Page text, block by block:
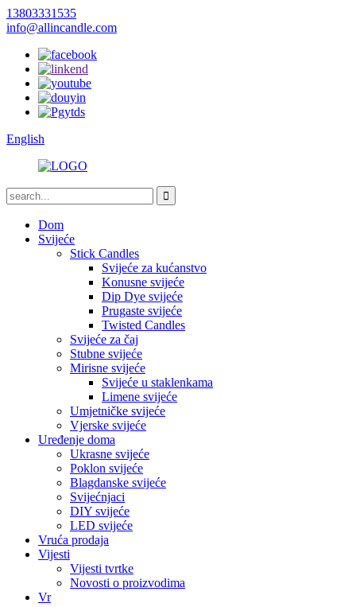
13803331535
info@allincandle.com
English
Dom
Svijeće
Stick Candles
Svijeće za kućanstvo
Konusne svijeće
Dip Dye svijeće
Prugaste svijeće
Twisted Candles
Svijeće za čaj
Stubne svijeće
Mirisne svijeće
Svijeće u staklenkama
Limene svijeće
Umjetničke svijeće
Vjerske svijeće
Uređenje doma
Ukrasne svijeće
Poklon svijeće
Blagdanske svijeće
Svijećnjaci
DIY svijeće
LED svijeće
Vruća prodaja
Vijesti
Vijesti tvrtke
Novosti o proizvodima
Vr